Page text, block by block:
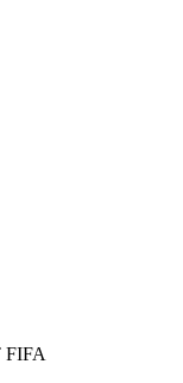
FIFA